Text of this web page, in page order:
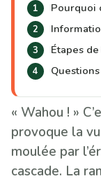
Pourquoi
Étapes
« Wahou ! »
provoque la
moulée par
cascade. La